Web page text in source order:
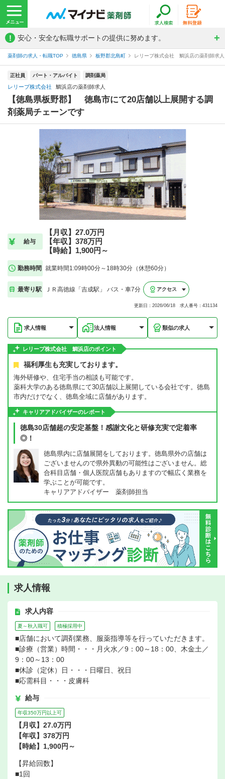
! 安心・安全な転職サポートの提供に努めます。
薬剤師の求人・転職TOP 徳島県 板野郡北島町 レリープ株式会社 鯛浜店の薬剤師求人
正社員 パート・アルバイト 調剤薬局
レリープ株式会社 鯛浜店の薬剤師求人
【徳島県板野郡】 徳島市にて20店舗以上展開する調
剤薬局チェーンです
給与
【月収】27.0万円
【年収】378万円
【時給】1,900円～
勤務時間 就業時間1:09時00分～18時30分（休憩60分）
最寄り駅 ＪＲ高徳線「吉成駅」 バス・車7分 アクセス
更新日：2026/06/18 求人番号：431134
求人情報 法人情報 類似の求人
レリープ株式会社 鯛浜店のポイント
福利厚生も充実しております。
海外研修や、住宅手当の相談も可能です。
薬科大学のある徳島県にて30店舗以上展開している会社です。徳島
市内だけでなく、徳島全域に店舗があります。
キャリアアドバイザーのレポート
徳島30店舗超の安定基盤！感謝文化と研修充実で定着率
◎！
徳島県内に店舗展開をしております。徳島県外の店舗は
ございませんので県外異動の可能性はございません。総
合科目店舗・個人医院店舗もありますので幅広く業務を
学ぶことが可能です。
キャリアアドバイザー 薬剤師担当
求人情報
求人内容
夏～秋入職可 積極採用中
■店舗において調剤業務、服薬指導等を行っていただきます。
■診療（営業）時間・・・月火水／9：00～18：00、木金土／
9：00～13：00
■休診（定休）日・・・日曜日、祝日
■応需科目・・・皮膚科
給与
年収350万円以上可
【月収】27.0万円
【年収】378万円
【時給】1,900円～
【昇給回数】
■1回